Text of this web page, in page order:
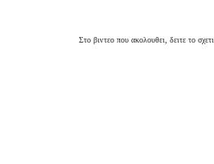
Στο βιντεο που ακολουθει, δειτε το